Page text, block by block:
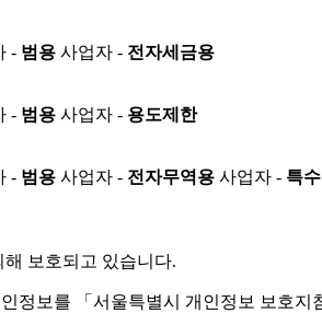
- 범용 사업자 - 전자세금용
- 범용 사업자 - 용도제한
- 범용 사업자 - 전자무역용 사업자 - 특
해 보호되고 있습니다.
정보를 「서울특별시 개인정보 보호지